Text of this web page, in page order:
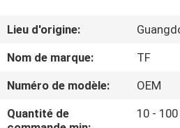
À
PROPOS
DE
Lieu d'origine:
Nom de marque:
TF
Numéro de modèle:
OEM
Quantité de
10 -